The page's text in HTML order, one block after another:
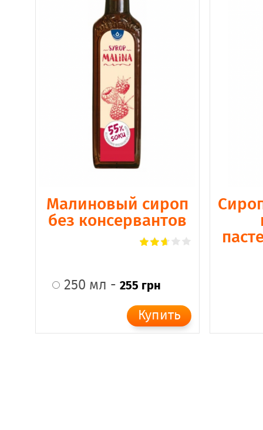
Малиновый сироп
без консервантов
250 мл - 255 грн